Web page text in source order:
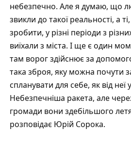
небезпечно. Але я думаю, що
звикли до такої реальності, а
зробити, у різні періоди з
виїхали з міста. І ще є один
там ворог здійснює за
така зброя, яку можна почути
спланувати для себе, як від неї
Небезпечніша ракета, але
громади вони здебільшого
розповідає Юрій Сорока.